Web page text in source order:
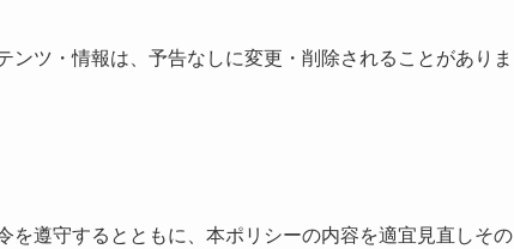
ツ・情報は、予告なしに変更・削除されることがありま
遵守するとともに、本ポリシーの内容を適宜見直しその